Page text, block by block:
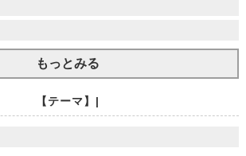
もっとみる
【テーマ】|